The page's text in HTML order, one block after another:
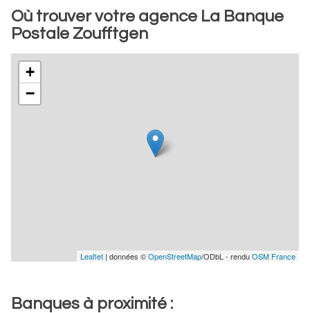
Où trouver votre agence La Banque
Postale Zoufftgen
+
−
Leaflet | données ©OpenStreetMap/ODbL - renduOSM France
Banques à proximité :